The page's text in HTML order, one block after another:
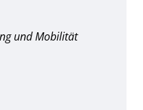
und Mobilität